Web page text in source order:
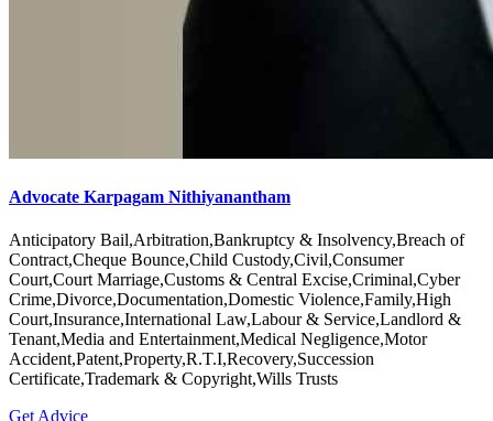
Advocate Karpagam Nithiyanantham
Anticipatory Bail,Arbitration,Bankruptcy & Insolvency,Breach of
Contract,Cheque Bounce,Child Custody,Civil,Consumer
Court,Court Marriage,Customs & Central Excise,Criminal,Cyber
Crime,Divorce,Documentation,Domestic Violence,Family,High
Court,Insurance,International Law,Labour & Service,Landlord &
Tenant,Media and Entertainment,Medical Negligence,Motor
Accident,Patent,Property,R.T.I,Recovery,Succession
Certificate,Trademark & Copyright,Wills Trusts
Get Advice